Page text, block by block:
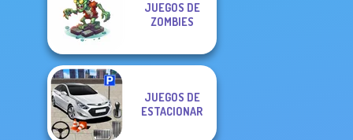
JUEGOS DE
ZOMBIES
JUEGOS DE
ESTACIONAR